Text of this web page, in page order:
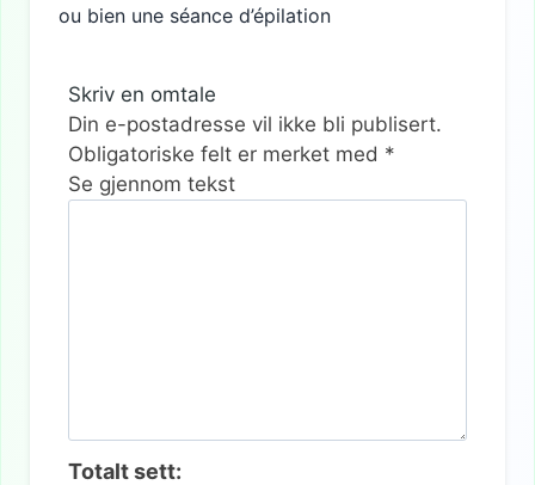
ou bien une séance d’épilation
Skriv en omtale
Din e-postadresse vil ikke bli publisert.
Obligatoriske felt er merket med *
Se gjennom tekst
Totalt sett: